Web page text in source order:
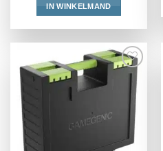
IN WINKELMAND